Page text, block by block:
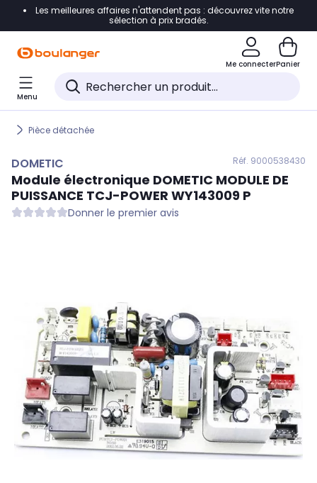
Accéder directement à la navigation
Accéder directement au pied de page
Accéder directement au chatbot
Les meilleures affaires n'attendent pas : découvrez vite notre
sélection à prix bradés.
Me connecterPanier
Menu
Pièce détachée
DOMETIC Réf. 9000538430
Module électronique DOMETIC MODULE DE
PUISSANCE TCJ-POWER WY143009 P
Donner le premier avis